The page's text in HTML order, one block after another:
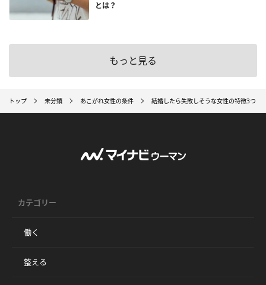
とは？
もっと見る
トップ 未分類 あこがれ女性の条件 結婚したら失敗しそうな女性の特徴3つ
カテゴリー
働く
整える